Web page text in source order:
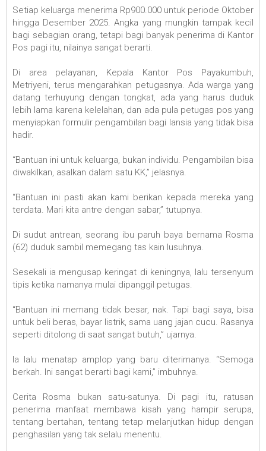
Setiap keluarga menerima Rp900.000 untuk periode Oktober
hingga Desember 2025. Angka yang mungkin tampak kecil
bagi sebagian orang, tetapi bagi banyak penerima di Kantor
Pos pagi itu, nilainya sangat berarti.
Di area pelayanan, Kepala Kantor Pos Payakumbuh,
Metriyeni, terus mengarahkan petugasnya. Ada warga yang
datang terhuyung dengan tongkat, ada yang harus duduk
lebih lama karena kelelahan, dan ada pula petugas pos yang
menyiapkan formulir pengambilan bagi lansia yang tidak bisa
hadir.
“Bantuan ini untuk keluarga, bukan individu. Pengambilan bisa
diwakilkan, asalkan dalam satu KK,” jelasnya.
“Bantuan ini pasti akan kami berikan kepada mereka yang
terdata. Mari kita antre dengan sabar,” tutupnya.
Di sudut antrean, seorang ibu paruh baya bernama Rosma
(62) duduk sambil memegang tas kain lusuhnya.
Sesekali ia mengusap keringat di keningnya, lalu tersenyum
tipis ketika namanya mulai dipanggil petugas.
“Bantuan ini memang tidak besar, nak. Tapi bagi saya, bisa
untuk beli beras, bayar listrik, sama uang jajan cucu. Rasanya
seperti ditolong di saat sangat butuh,” ujarnya.
Ia lalu menatap amplop yang baru diterimanya. “Semoga
berkah. Ini sangat berarti bagi kami,” imbuhnya.
Cerita Rosma bukan satu-satunya. Di pagi itu, ratusan
penerima manfaat membawa kisah yang hampir serupa,
tentang bertahan, tentang tetap melanjutkan hidup dengan
penghasilan yang tak selalu menentu.